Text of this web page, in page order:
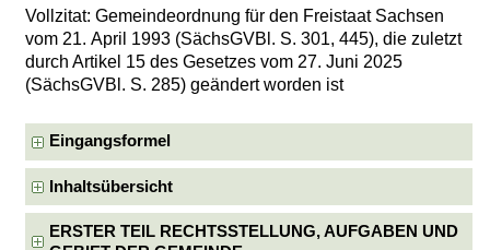
Vollzitat: Gemeindeordnung für den Freistaat Sachsen
vom 21. April 1993 (SächsGVBl. S. 301, 445), die zuletzt
durch Artikel 15 des Gesetzes vom 27. Juni 2025
(SächsGVBl. S. 285) geändert worden ist
Eingangsformel
Inhaltsübersicht
ERSTER TEIL RECHTSSTELLUNG, AUFGABEN UND